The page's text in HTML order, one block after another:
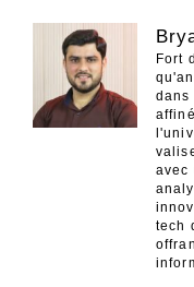
Fort
dans
avec
tech